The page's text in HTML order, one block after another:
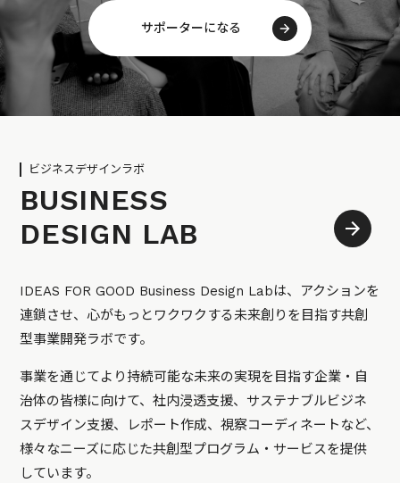
サポーターになる
ビジネスデザインラボ
BUSINESS
DESIGN LAB
IDEAS FOR GOOD Business Design Labは、アクションを
連鎖させ、心がもっとワクワクする未来創りを目指す共創
型事業開発ラボです。
事業を通じてより持続可能な未来の実現を目指す企業・自
治体の皆様に向けて、社内浸透支援、サステナブルビジネ
スデザイン支援、レポート作成、視察コーディネートなど、
様々なニーズに応じた共創型プログラム・サービスを提供
しています。